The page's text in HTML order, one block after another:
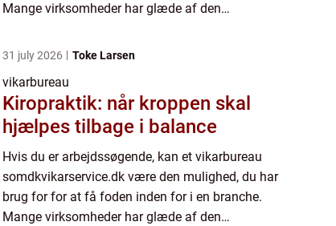
Mange virksomheder har glæde af den
den ekspertis...
31 july 2026 Toke Larsen
vikarbureau
Kiropraktik: når kroppen skal
hjælpes tilbage i balance
Hvis du er arbejdssøgende, kan et vikarbureau
somdkvikarservice.dk være den mulighed, du har
brug for for at få foden inden for i en branche.
Mange virksomheder har glæde af den